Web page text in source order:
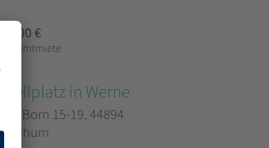
35,00 €
Gesamtmiete
Stellplatz in Werne
Am Born 15-19, 44894
Bochum